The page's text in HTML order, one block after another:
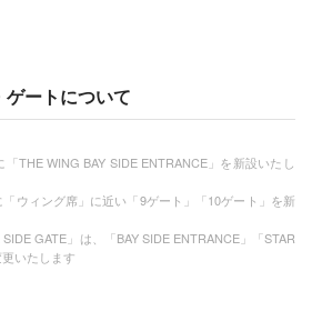
ートについて
THE WING BAY SIDE ENTRANCE」を新設いたし
ウィング席」に近い「9ゲート」「10ゲート」を新
SIDE GATE」は、「BAY SIDE ENTRANCE」「STAR
いたします